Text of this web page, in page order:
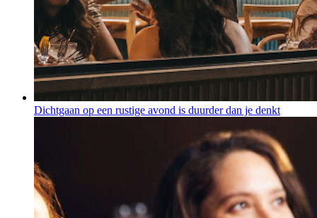
Dichtgaan op een rustige avond is duurder dan je denkt